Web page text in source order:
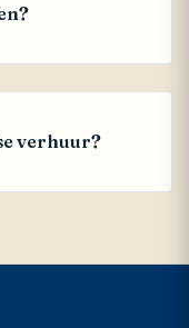
verhuur?